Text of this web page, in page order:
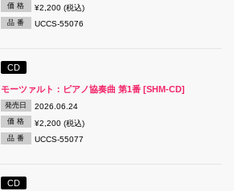
価 格 ¥2,200 (税込)
品 番 UCCS-55076
CD
モーツァルト：ピアノ協奏曲 第1番 [SHM-CD]
発売日 2026.06.24
価 格 ¥2,200 (税込)
品 番 UCCS-55077
CD